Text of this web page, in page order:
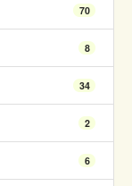
70
8
34
2
6